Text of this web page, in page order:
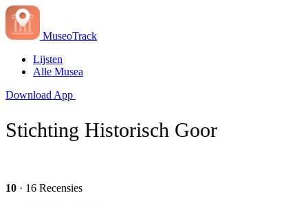
MuseoTrack
Lijsten
Alle Musea
Download App
Stichting Historisch Goor
10 · 16 Recensies